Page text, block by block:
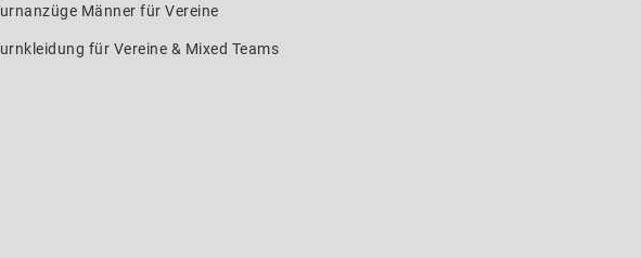
Männer für Vereine
für Vereine & Mixed Teams